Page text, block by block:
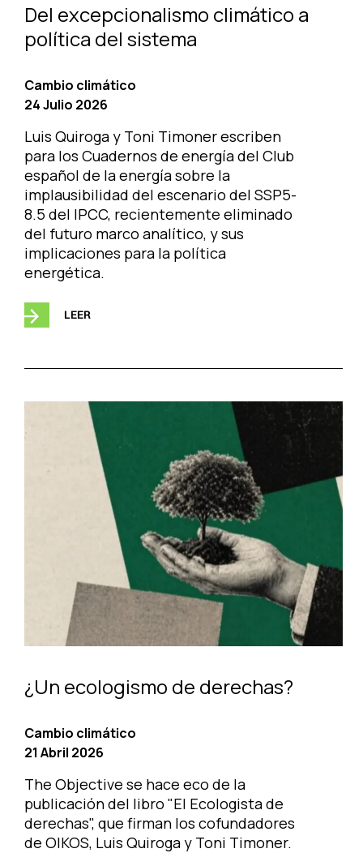
Del excepcionalismo climático a
política del sistema
Cambio climático
24 Julio 2026
Luis Quiroga y Toni Timoner escriben
para los Cuadernos de energía del Club
español de la energía sobre la
implausibilidad del escenario del SSP5-
8.5 del IPCC, recientemente eliminado
del futuro marco analítico, y sus
implicaciones para la política
energética.
LEER
¿Un ecologismo de derechas?
Cambio climático
21 Abril 2026
The Objective se hace eco de la
publicación del libro "El Ecologista de
derechas", que firman los cofundadores
de OIKOS, Luis Quiroga y Toni Timoner.